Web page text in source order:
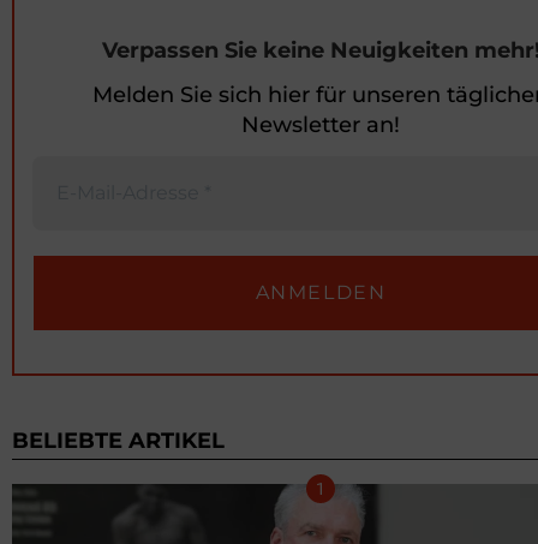
Verpassen Sie keine Neuigkeiten
Melden Sie sich hier für unseren
Newsletter an!
BELIEBTE ARTIKEL